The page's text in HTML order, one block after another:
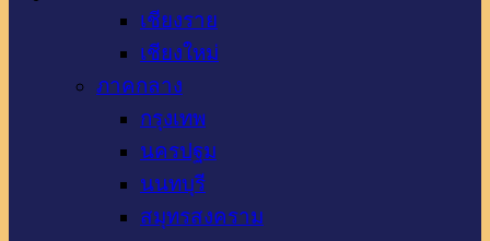
เชียงราย
เชียงใหม่
ภาคกลาง
กรุงเทพ
นครปฐม
นนทบุรี
สมุทรสงคราม